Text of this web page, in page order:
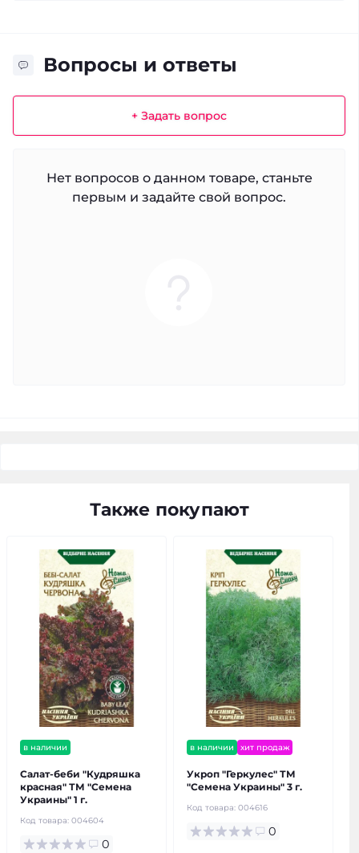
Вопросы и ответы
+ Задать вопрос
Нет вопросов о данном товаре, станьте
первым и задайте свой вопрос.
Также покупают
в наличии
Салат-беби "Кудряшка
красная" ТМ "Семена
Украины" 1 г.
Код товара: 004604
0
в наличии хит продаж
Укроп "Геркулес" ТМ
"Семена Украины" 3 г.
Код товара: 004616
0